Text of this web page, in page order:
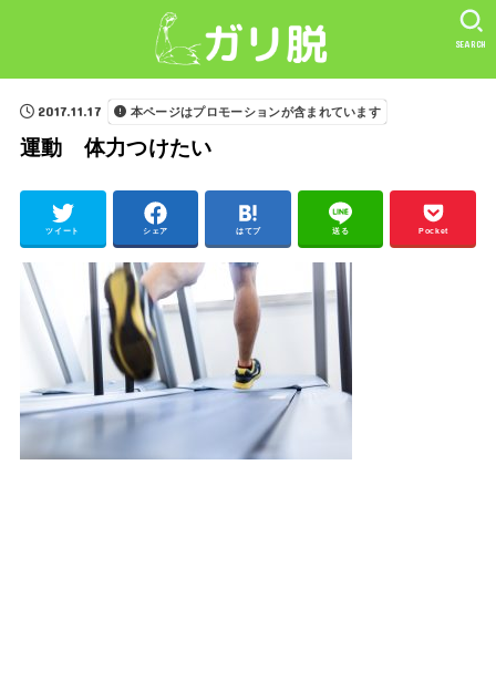
SEARCH
2017.11.17 本ページはプロモーションが含まれています
運動 体力つけたい
ツイート シェア はてブ 送る Pocket